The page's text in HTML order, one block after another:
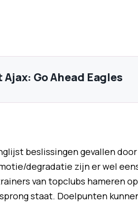
Go Ahead Eagles
beslissingen gevallen door
degradatie zijn er wel
van topclubs hameren op
staat. Doelpunten